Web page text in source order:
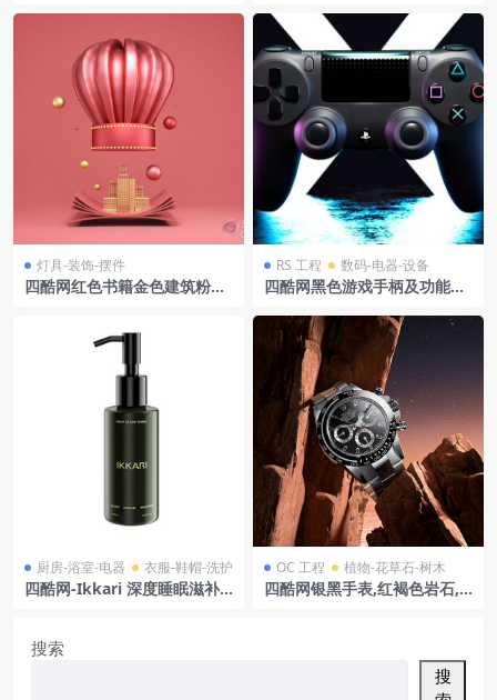
灯具-装饰-摆件
四酷网红色书籍金色建筑粉红
RS 工程 数码-电器-设备
四酷网黑色游戏手柄及功能按
厨房-浴室-电器 衣服-鞋帽-洗护
四酷网-Ikkari 深度睡眠滋补
OC 工程 植物-花草石-树木
四酷网银黑手表,红褐色岩石,
搜索
搜